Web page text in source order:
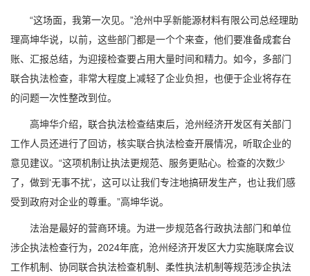
“这场面，我第一次见。”沧州中孚新能源材料有限公司总经理助
理高坤华说，以前，这些部门都是一个个来查，他们要准备成套台
账、汇报总结，为迎接检查要占用大量时间和精力。如今，多部门
联合执法检查，非常大程度上减轻了企业负担，也便于企业将存在
的问题一次性整改到位。
高坤华介绍，联合执法检查结束后，沧州经济开发区有关部门
工作人员还进行了回访，核实联合执法检查开展情况，听取企业的
意见建议。“这项机制让执法更规范、服务更贴心。检查的次数少
了，做到‘无事不扰’，这可以让我们专注地搞研发生产，也让我们感
受到政府对企业的尊重。”高坤华说。
法治是最好的营商环境。为进一步规范各行政执法部门和单位
涉企执法检查行为，2024年底，沧州经济开发区大力实施联席会议
工作机制、协同联合执法检查机制、柔性执法机制等规范涉企执法